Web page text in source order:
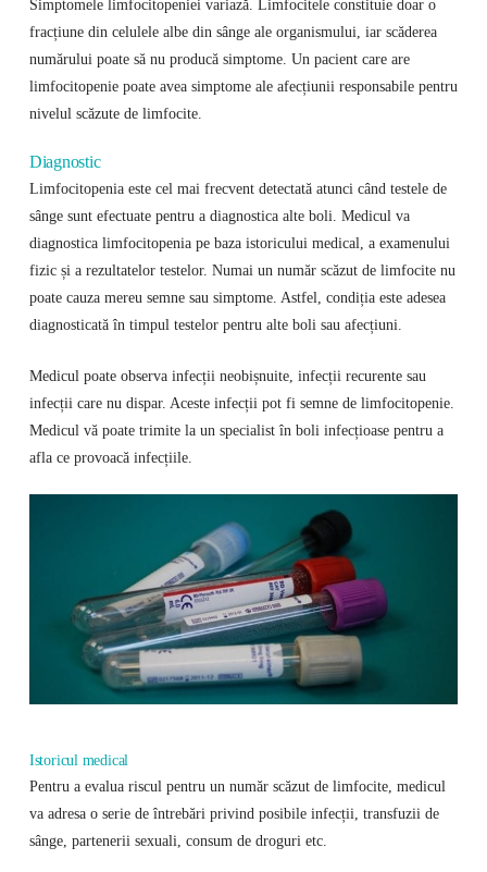
Simptomele limfocitopeniei variază. Limfocitele constituie doar o
fracțiune din celulele albe din sânge ale organismului, iar scăderea
numărului poate să nu producă simptome. Un pacient care are
limfocitopenie poate avea simptome ale afecțiunii responsabile pentru
nivelul scăzute de limfocite.
Diagnostic
Limfocitopenia este cel mai frecvent detectată atunci când testele de
sânge sunt efectuate pentru a diagnostica alte boli. Medicul va
diagnostica limfocitopenia pe baza istoricului medical, a examenului
fizic și a rezultatelor testelor. Numai un număr scăzut de limfocite nu
poate cauza mereu semne sau simptome. Astfel, condiția este adesea
diagnosticată în timpul testelor pentru alte boli sau afecțiuni.
Medicul poate observa infecții neobișnuite, infecții recurente sau
infecții care nu dispar. Aceste infecții pot fi semne de limfocitopenie.
Medicul vă poate trimite la un specialist în boli infecțioase pentru a
afla ce provoacă infecțiile.
Istoricul medical
Pentru a evalua riscul pentru un număr scăzut de limfocite, medicul
va adresa o serie de întrebări privind posibile infecții, transfuzii de
sânge, partenerii sexuali, consum de droguri etc.